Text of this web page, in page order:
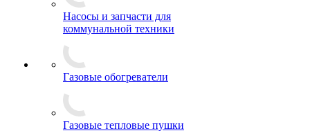
Насосы и запчасти для
коммунальной техники
Газовые обогреватели
Газовые тепловые пушки